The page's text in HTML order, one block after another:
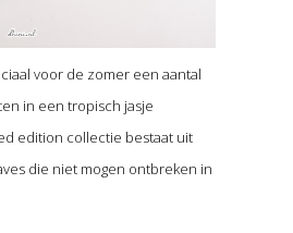
voor de zomer een aantal
in een tropisch jasje
edition collectie bestaat uit
die niet mogen ontbreken in